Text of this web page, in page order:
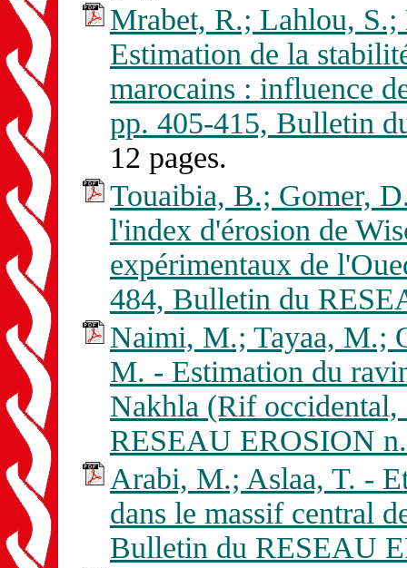
Mrabet, R.; Lahlou,
Estimation de la
marocains : influence
pp. 405-415, Bulletin
12 pages.
Touaibia, B.; Gomer,
l'index d'érosion de
expérimentaux de
484, Bulletin du
Naimi, M.; Tayaa, M.;
M. - Estimation du
Nakhla (Rif
RESEAU EROSION
Arabi, M.; Aslaa, T. -
dans le massif central
Bulletin du RESEAU